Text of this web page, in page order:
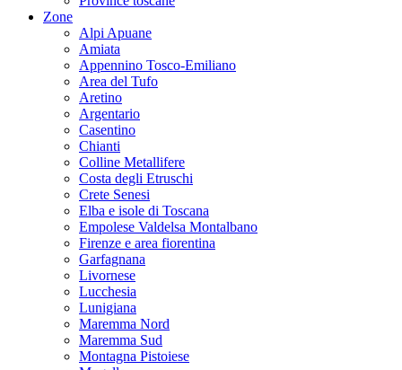
Zone
Alpi Apuane
Amiata
Appennino Tosco-Emiliano
Area del Tufo
Aretino
Argentario
Casentino
Chianti
Colline Metallifere
Costa degli Etruschi
Crete Senesi
Elba e isole di Toscana
Empolese Valdelsa Montalbano
Firenze e area fiorentina
Garfagnana
Livornese
Lucchesia
Lunigiana
Maremma Nord
Maremma Sud
Montagna Pistoiese